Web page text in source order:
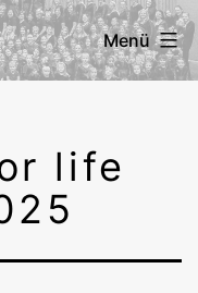
Menü
life